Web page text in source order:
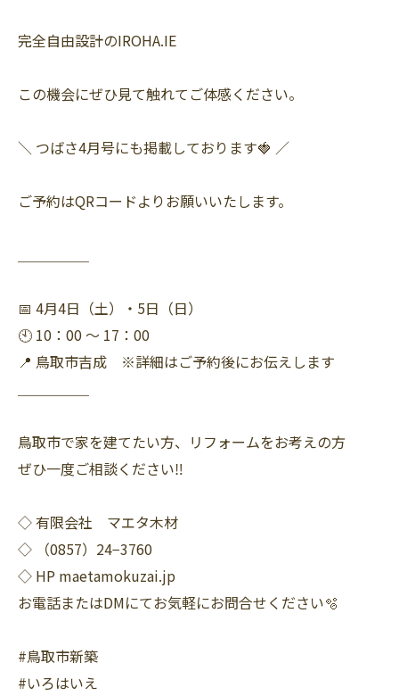
完全自由設計のIROHA.IE
この機会にぜひ見て触れてご体感ください。
＼ つばさ4月号にも掲載しております🍓 ／
ご予約はQRコードよりお願いいたします。
📅 4月4日（土）・5日（日）
🕙 10：00 〜 17：00
📍 鳥取市吉成 ※詳細はご予約後にお伝えします
鳥取市で家を建てたい方、リフォームをお考えの方
ぜひ一度ご相談ください‼︎
◇ 有限会社 マエタ木材
◇ （0857）24−3760
◇ HP maetamokuzai.jp
お電話またはDMにてお気軽にお問合せください🫧
#鳥取市新築
#いろはいえ